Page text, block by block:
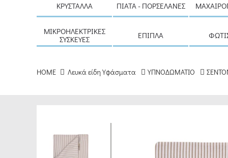
ΚΡΎΣΤΑΛΛΑ ΠΙΆΤΑ - ΠΟΡΣΕΛΆΝΕΣ
ΜΙΚΡΟΗΛΕΚΤΡΙΚΈΣ
ΣΥΣΚΕΥΈΣ
ΈΠΙΠΛΑ
HOME Λευκά είδη Υφάσματα ΥΠΝΟΔΩΜΑΤΙΟ